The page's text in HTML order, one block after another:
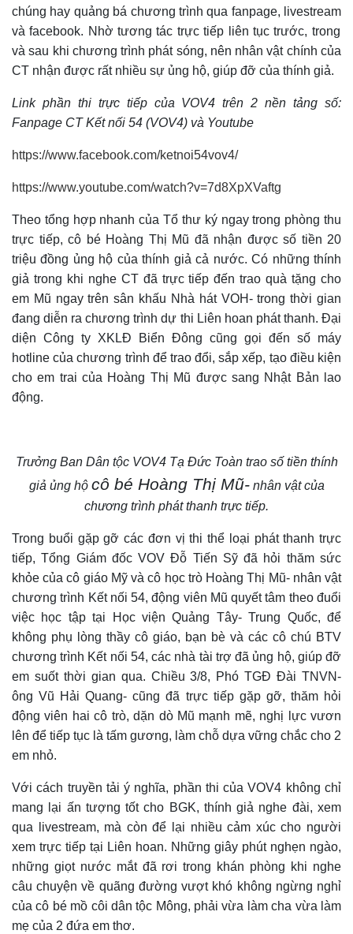
chúng hay quảng bá chương trình qua fanpage, livestream
và facebook. Nhờ tương tác trực tiếp liên tục trước, trong
và sau khi chương trình phát sóng, nên nhân vật chính của
CT nhận được rất nhiều sự ủng hộ, giúp đỡ của thính giả.
Link phần thi trực tiếp của VOV4 trên 2 nền tảng số:
Fanpage CT Kết nối 54 (VOV4) và Youtube
https://www.facebook.com/ketnoi54vov4/
https://www.youtube.com/watch?v=7d8XpXVaftg
Theo tổng hợp nhanh của Tổ thư ký ngay trong phòng thu
trực tiếp, cô bé Hoàng Thị Mũ đã nhận được số tiền 20
triệu đồng ủng hộ củathính giả cả nước. Có những thính
giả trong khi nghe CT đã trực tiếp đến trao quà tặng cho
em Mũ ngaytrên sân khấu Nhà hát VOH- trong thời gian
đang diễn ra chương trình dự thi Liên hoan phát thanh.Đại
diện Công ty XKLĐ Biển Đông cũng gọi đến số máy
hotline củachương trình để trao đổi, sắp xếp, tạo điều kiện
cho em trai của Hoàng Thị Mũ được sang Nhật Bản lao
động.
Trưởng Ban Dân tộc VOV4 Tạ Đức Toàn trao số tiền thính
giả ủng hộ cô bé Hoàng Thị Mũ-nhân vật của
chương trình phát thanh trực tiếp.
Trong buổi gặp gỡ các đơn vị thi thể loại phát thanh trực
tiếp, Tổng Giám đốc VOV Đỗ Tiến Sỹ đã hỏi thăm sức
khỏe của cô giáo Mỹ và cô học trò Hoàng Thị Mũ- nhân vật
chương trình Kết nối 54, động viên Mũ quyết tâm theo đuổi
việc học tậptại Học viện Quảng Tây- Trung Quốc, để
không phụ lòng thầy cô giáo, bạn bè và các cô chú BTV
chương trình Kết nối 54, các nhà tài trợ đã ủng hộ, giúp đỡ
em suốt thời gian qua. Chiều 3/8, Phó TGĐ Đài TNVN-
ông Vũ Hải Quang- cũng đã trực tiếp gặp gỡ, thăm hỏi
động viên hai cô trò, dặn dò Mũ mạnh mẽ, nghị lực vươn
lên để tiếp tục là tấm gương, làm chỗ dựa vững chắc cho 2
em nhỏ.
Với cách truyền tải ý nghĩa, phần thi của VOV4 không chỉ
mang lại ấn tượng tốt cho BGK, thính giả nghe đài, xem
qua livestream, mà còn để lại nhiều cảm xúc cho người
xem trực tiếp tại Liên hoan. Những giây phút nghẹn ngào,
những giọt nước mắt đã rơi trong khán phòng khi nghe
câu chuyện về quãng đường vượt khó không ngừng nghỉ
của cô bé mồ côi dân tộc Mông, phải vừa làm cha vừa làm
mẹ của 2 đứa em thơ.